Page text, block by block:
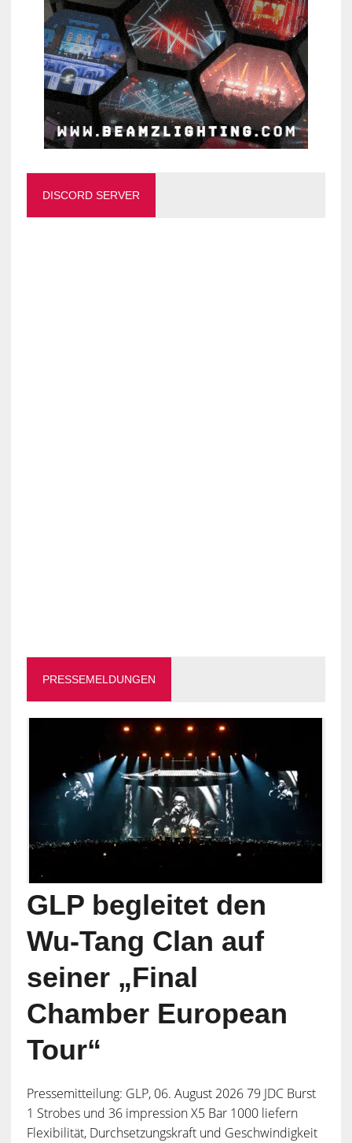
DISCORD SERVER
PRESSEMELDUNGEN
GLP begleitet den
Wu-Tang Clan auf
seiner „Final
Chamber European
Tour“
Pressemitteilung: GLP, 06. August 2026 79 JDC Burst
1 Strobes und 36 impression X5 Bar 1000 liefern
Flexibilität, Durchsetzungskraft und Geschwindigkeit